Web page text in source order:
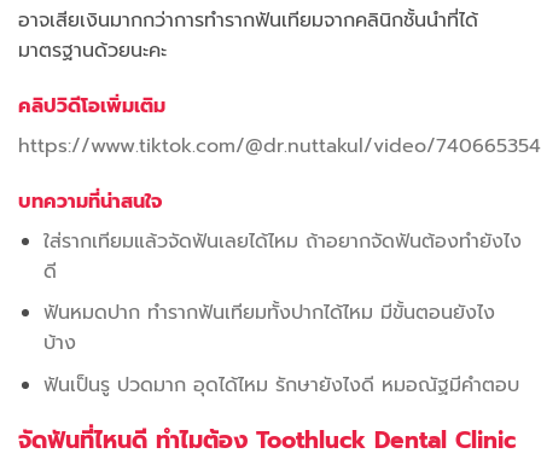
อาจเสียเงินมากกว่าการทำรากฟันเทียมจากคลินิกชั้นนำที่ได้
มาตรฐานด้วยนะคะ
คลิปวิดีโอเพิ่มเติม
https://www.tiktok.com/@dr.nuttakul/video/
บทความที่น่าสนใจ
ใส่รากเทียมแล้วจัดฟันเลยได้ไหม ถ้าอยากจัดฟันต้องทำยังไง
ดี
ฟันหมดปาก ทำรากฟันเทียมทั้งปากได้ไหม มีขั้นตอนยังไง
บ้าง
ฟันเป็นรู ปวดมาก อุดได้ไหม รักษายังไงดี หมอณัฐมีคำตอบ
จัดฟันที่ไหนดี ทำไมต้อง Toothluck Dental Clinic